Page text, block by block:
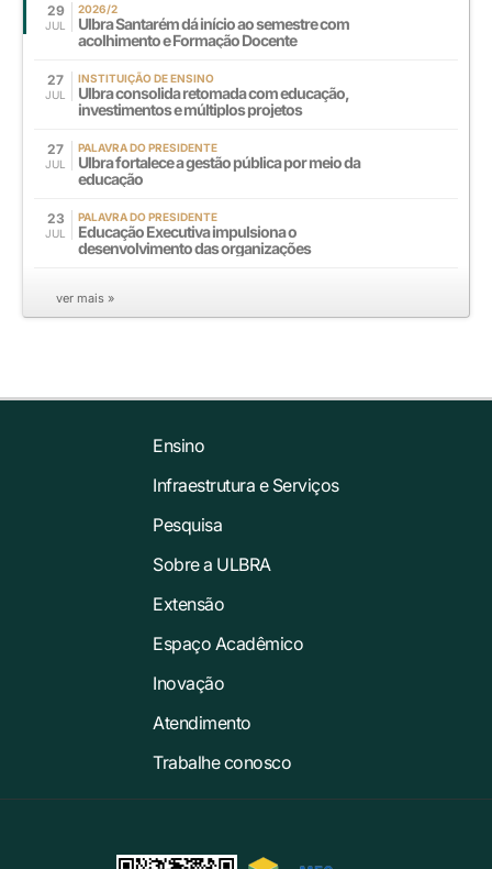
29
JUL
2026/2
Ulbra Santarém dá início ao semestre com
acolhimento e Formação Docente
27
JUL
INSTITUIÇÃO DE ENSINO
Ulbra consolida retomada com educação,
investimentos e múltiplos projetos
27
JUL
PALAVRA DO PRESIDENTE
Ulbra fortalece a gestão pública por meio da
educação
23
JUL
PALAVRA DO PRESIDENTE
Educação Executiva impulsiona o
desenvolvimento das organizações
ver mais »
Ensino
Infraestrutura e Serviços
Pesquisa
Sobre a ULBRA
Extensão
Espaço Acadêmico
Inovação
Atendimento
Trabalhe conosco